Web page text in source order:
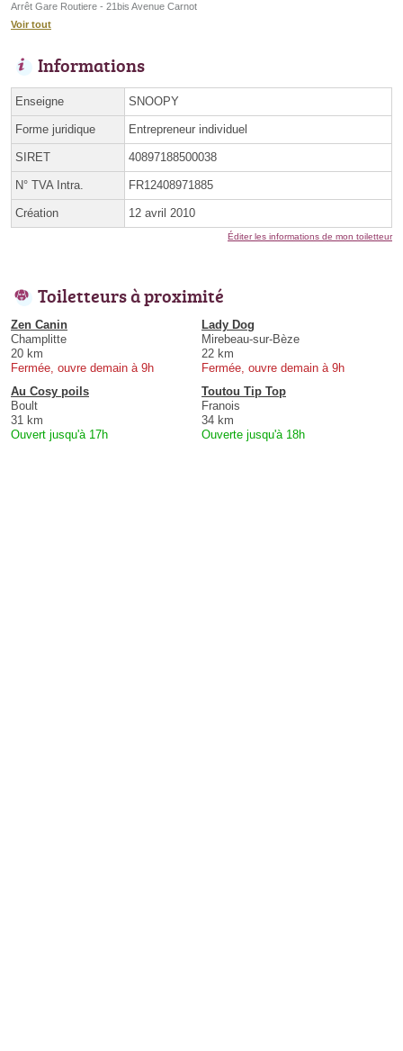
Arrêt Gare Routiere - 21bis Avenue Carnot
Voir tout
Informations
Enseigne SNOOPY
Forme juridique Entrepreneur individuel
SIRET 40897188500038
N° TVA Intra. FR12408971885
Création 12 avril 2010
Éditer les informations de mon toiletteur
Toiletteurs à proximité
Zen Canin
Champlitte
20 km
Fermée, ouvre demain à 9h
Lady Dog
Mirebeau-sur-Bèze
22 km
Fermée, ouvre demain à 9h
Au Cosy poils
Boult
31 km
Ouvert jusqu'à 17h
Toutou Tip Top
Franois
34 km
Ouverte jusqu'à 18h